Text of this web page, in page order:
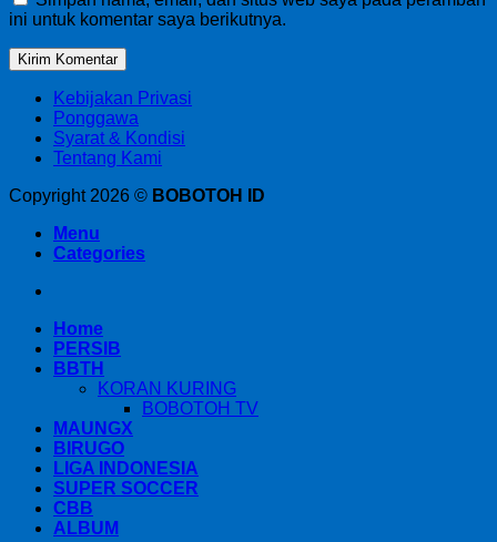
ini untuk komentar saya berikutnya.
Kebijakan Privasi
Ponggawa
Syarat & Kondisi
Tentang Kami
Copyright 2026 © BOBOTOH ID
Menu
Categories
Home
PERSIB
BBTH
KORAN KURING
BOBOTOH TV
MAUNGX
BIRUGO
LIGA INDONESIA
SUPER SOCCER
CBB
ALBUM